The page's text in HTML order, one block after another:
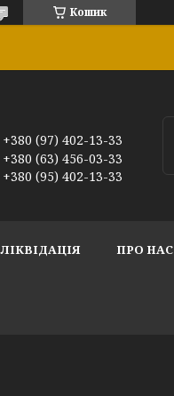
Кошик
+380 (97) 402-13-33
+380 (63) 456-03-33
+380 (95) 402-13-33
ЛІКВІДАЦІЯ ПРО НАС